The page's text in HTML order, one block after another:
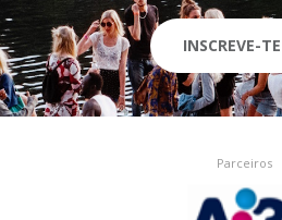
INSCREVE-
Parceiros